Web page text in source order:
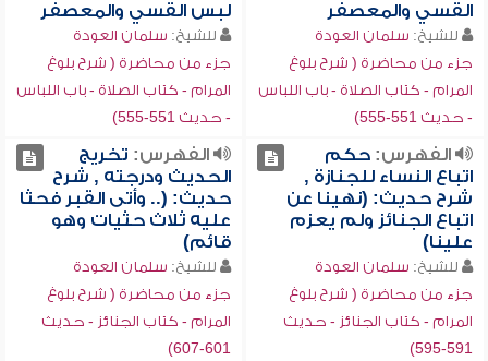
القسي والمعصفر
للشيخ: سلمان العودة
جزء من محاضرة ( شرح بلوغ
المرام - كتاب الصلاة - باب اللباس
- حديث 551-555)
لبس القسي والمعصفر
للشيخ: سلمان العودة
جزء من محاضرة ( شرح بلوغ
المرام - كتاب الصلاة - باب اللباس
- حديث 551-555)
الفهرس:حكم
اتباع النساء للجنازة ,
شرح حديث: (نهينا عن
اتباع الجنائز ولم يعزم
علينا)
للشيخ: سلمان العودة
جزء من محاضرة ( شرح بلوغ
المرام - كتاب الجنائز - حديث
591-595)
الفهرس: تخريج
الحديث ودرجته , شرح
حديث: (.. وأتى القبر فحثا
عليه ثلاث حثيات وهو
قائم)
للشيخ: سلمان العودة
جزء من محاضرة ( شرح بلوغ
المرام - كتاب الجنائز - حديث
601-607)